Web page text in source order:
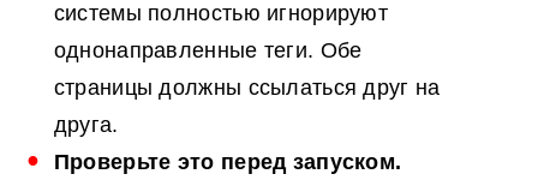
системы полностью игнорируют
однонаправленные теги. Обе
страницы должны ссылаться друг на
друга.
Проверьте это перед запуском.